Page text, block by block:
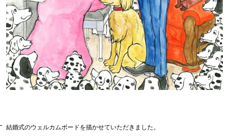
結婚式のウェルカムボードを描かせていただきました。